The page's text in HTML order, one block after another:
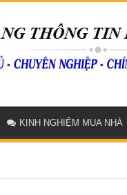
KINH NGHIỆM MUA NHÀ